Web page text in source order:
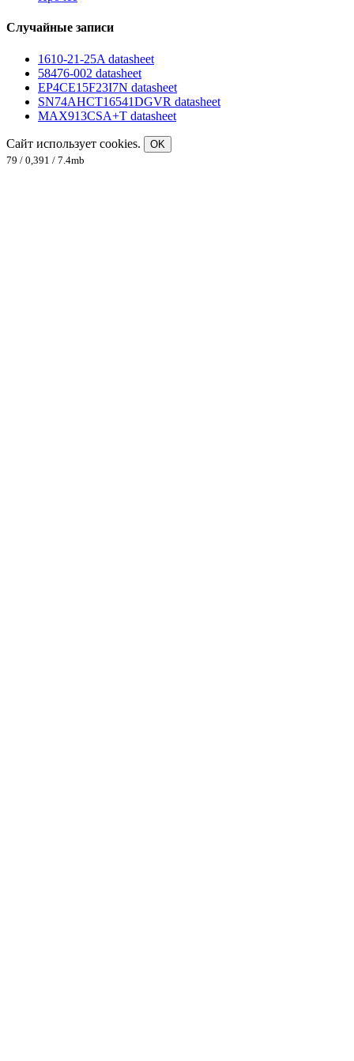
Случайные записи
1610-21-25A datasheet
58476-002 datasheet
EP4CE15F23I7N datasheet
SN74AHCT16541DGVR datasheet
MAX913CSA+T datasheet
Сайт использует cookies.
OK
79 / 0,391 / 7.4mb